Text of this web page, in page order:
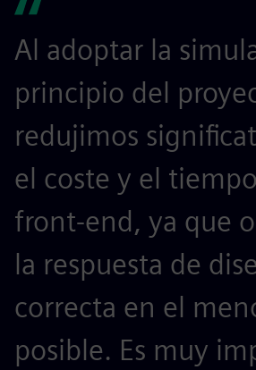
Al adoptar la
principio del
redujimos
el coste y el
front-end, ya que
la respuesta de
correcta en el
posible. Es muy